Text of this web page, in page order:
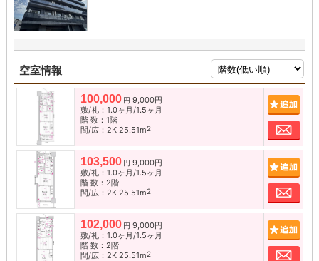
空室情報
100,000 円 9,000円
敷/礼：1.0ヶ月/1.5ヶ月
階 数：1階
間/広：2K 25.51m2 お
103,500 円 9,000円
敷/礼：1.0ヶ月/1.5ヶ月
階 数：2階
間/広：2K 25.51m2 お
102,000 円 9,000円
敷/礼：1.0ヶ月/1.5ヶ月
階 数：2階
間/広：2K 25.51m2 お